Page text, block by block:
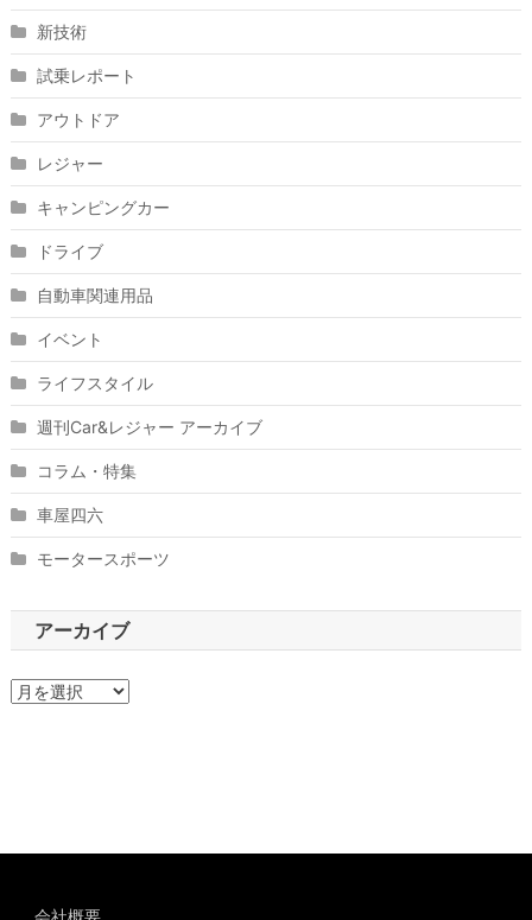
新技術
試乗レポート
アウトドア
レジャー
キャンピングカー
ドライブ
自動車関連用品
イベント
ライフスタイル
週刊Car&レジャー アーカイブ
コラム・特集
車屋四六
モータースポーツ
アーカイブ
ア